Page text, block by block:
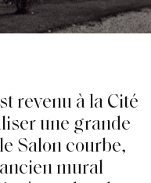
strevenu àlaCité
liser une grande
le Salon courbe,
ancien mural